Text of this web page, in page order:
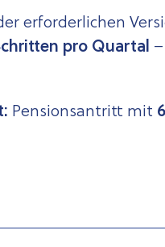
erforderlichen
pro Quartal
Pensionsantritt mit